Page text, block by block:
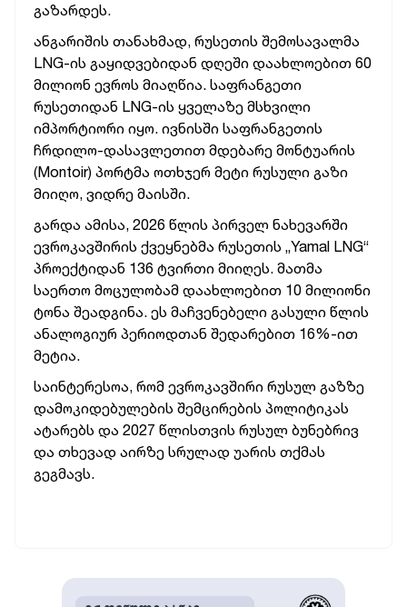
გაზარდეს.
ანგარიშის თანახმად, რუსეთის შემოსავალმა
LNG-ის გაყიდვებიდან დღეში დაახლოებით 60
მილიონ ევროს მიაღწია. საფრანგეთი
რუსეთიდან LNG-ის ყველაზე მსხვილი
იმპორტიორი იყო. ივნისში საფრანგეთის
ჩრდილო-დასავლეთით მდებარე მონტუარის
(Montoir) პორტმა ოთხჯერ მეტი რუსული გაზი
მიიღო, ვიდრე მაისში.
გარდა ამისა, 2026 წლის პირველ ნახევარში
ევროკავშირის ქვეყნებმა რუსეთის „Yamal LNG“
პროექტიდან 136 ტვირთი მიიღეს. მათმა
საერთო მოცულობამ დაახლოებით 10 მილიონი
ტონა შეადგინა. ეს მაჩვენებელი გასული წლის
ანალოგიურ პერიოდთან შედარებით 16%-ით
მეტია.
საინტერესოა, რომ ევროკავშირი რუსულ გაზზე
დამოკიდებულების შემცირების პოლიტიკას
ატარებს და 2027 წლისთვის რუსულ ბუნებრივ
და თხევად აირზე სრულად უარის თქმას
გეგმავს.